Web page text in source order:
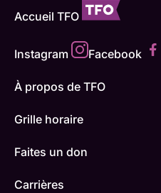
Accueil TFO
Instagram Facebook
À propos de TFO
Grille horaire
Faites un don
Carrières